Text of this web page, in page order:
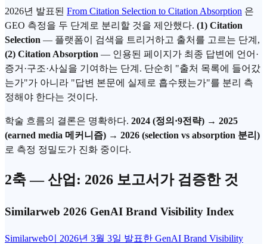
2026년 발표된 From Citation Selection to Citation Absorption 은
GEO 측정을 두 단계로 분리할 것을 제안했다. (1) Citation
Selection — 플랫폼이 검색을 트리거하고 출처를 고르는 단계,
(2) Citation Absorption — 인용된 페이지가 최종 답변에 언어·
증거·구조·사실을 기여하는 단계. 단순히 "출처 목록에 들어갔
는가"가 아니라 "답변 본문에 실제로 흡수됐는가"를 분리 측
정해야 한다는 것이다.
학술 흐름의 결론은 명확하다. 2024 (정의·9전략) → 2025
(earned media 메커니즘) → 2026 (selection vs absorption 분리)
로 측정 정밀도가 진화 중이다.
2축 — 산업: 2026 보고서가 검증한 것
Similarweb 2026 GenAI Brand Visibility Index
Similarweb이 2026년 3월 3일 발표한 GenAI Brand Visibility